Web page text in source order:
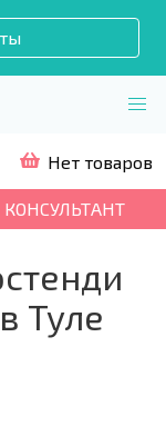
Нет товаров
Туле